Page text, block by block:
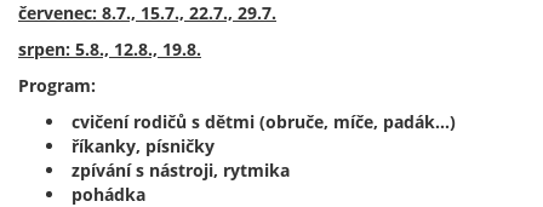
červenec: 8.7., 15.7., 22.7., 29.7.
srpen: 5.8., 12.8., 19.8.
Program:
cvičení rodičů s dětmi (obruče, míče, padák...)
říkanky, písničky
zpívání s nástroji, rytmika
pohádka